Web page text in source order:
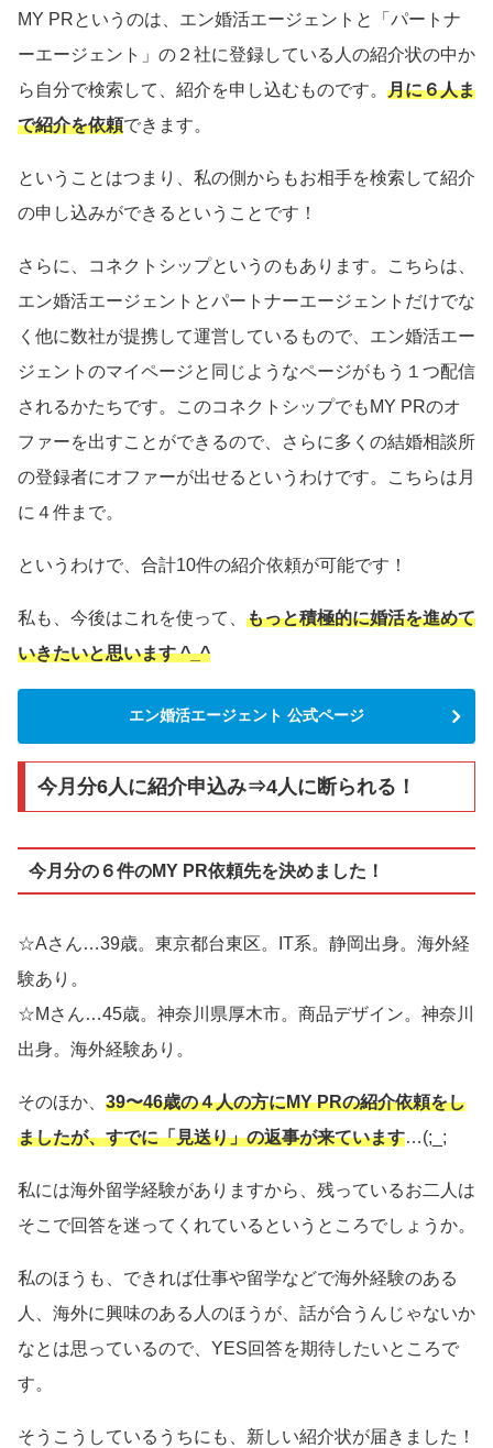
MY PRというのは、エン婚活エージェントと「パートナ
ーエージェント」の２社に登録している人の紹介状の中か
ら自分で検索して、紹介を申し込むものです。 月に６人ま
で紹介を依頼できます。
ということはつまり、私の側からもお相手を検索して紹介
の申し込みができるということです！
さらに、コネクトシップというのもあります。こちらは、
エン婚活エージェントとパートナーエージェントだけでな
く他に数社が提携して運営しているもので、エン婚活エー
ジェントのマイページと同じようなページがもう１つ配信
されるかたちです。このコネクトシップでもMY PRのオ
ファーを出すことができるので、さらに多くの結婚相談所
の登録者にオファーが出せるというわけです。こちらは月
に４件まで。
というわけで、合計10件の紹介依頼が可能です！
私も、今後はこれを使って、 もっと積極的に婚活を進めて
いきたいと思います ^_^
エン婚活エージェント 公式ページ
今月分6人に紹介申込み⇒4人に断られる！
今月分の６件のMY PR依頼先を決めました！
☆Aさん…39歳。東京都台東区。IT系。静岡出身。海外経
験あり。
☆Mさん…45歳。神奈川県厚木市。商品デザイン。神奈川
出身。海外経験あり。
そのほか、 39〜46歳の４人の方にMY PRの紹介依頼をし
ましたが、すでに「見送り」の返事が来ています…(;_;
私には海外留学経験がありますから、残っているお二人は
そこで回答を迷ってくれているというところでしょうか。
私のほうも、できれば仕事や留学などで海外経験のある
人、海外に興味のある人のほうが、話が合うんじゃないか
なとは思っているので、YES回答を期待したいところで
す。
そうこうしているうちにも、新しい紹介状が届きました！